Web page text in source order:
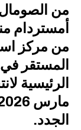
من
أمستردام
من مركز
المستقر
الجدد.